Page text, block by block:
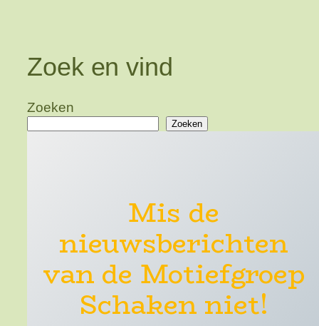
Zoek en vind
Zoeken
Zoeken
Mis de
nieuwsberichten
van de Motiefgroep
Schaken niet!